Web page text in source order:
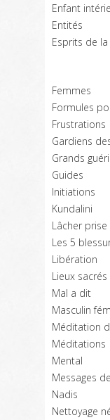
Enfant
Entités
Esprits de
Femmes
Formules
Frustrations
Gardiens
Grands
Guides
Initiations
Kundalini
Lâcher prise
Les 5
Libération
Lieux sacrés
Mal a dit
Masculin
Méditation
Méditations
Mental
Messages
Nadis
Nettoyage